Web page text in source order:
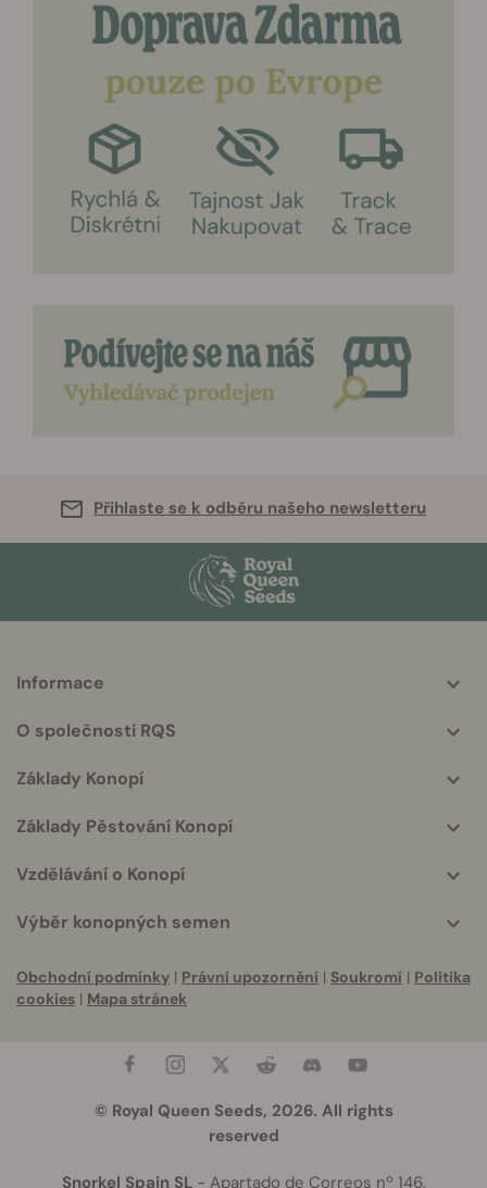
Přihlaste se k odběru našeho newsletteru
info
Informace
O společnosti RQS
Základy Konopí
Základy Pěstování Konopí
Vzdělávání o Konopí
Výběr konopných semen
Obchodní podmínky | Právní upozornění | Soukromí | Politika
cookies | Mapa stránek
© Royal Queen Seeds, 2026. All rights
reserved
Snorkel Spain SL- Apartado de Correos nº 146,